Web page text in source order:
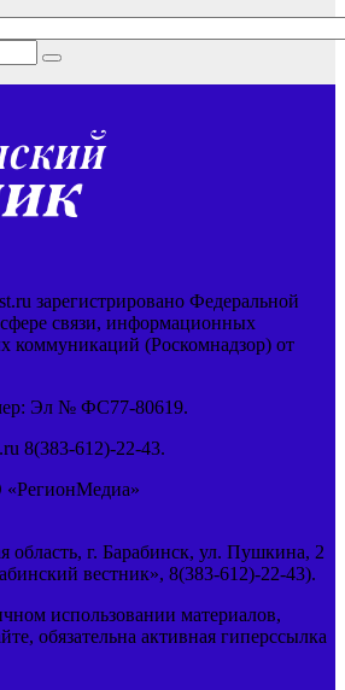
зарегистрировано Федеральной
связи, информационных
коммуникаций (Роскомнадзор) от
Эл № ФС77-80619.
8(383-612)-22-43.
область, г. Барабинск, ул. Пушкина, 2
вестник», 8(383-612)-22-43).
использовании материалов,
обязательна активная гиперссылка